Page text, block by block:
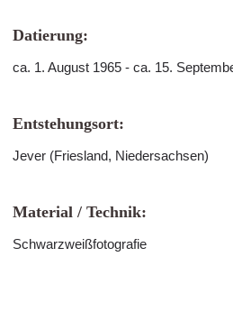
Datierung:
ca. 1. August 1965 - ca. 15.
Entstehungsort:
Jever (Friesland, Niedersachsen)
Material / Technik:
Schwarzweißfotografie